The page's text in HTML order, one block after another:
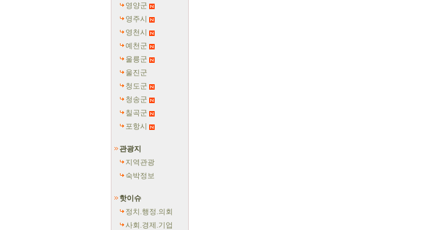
영양군
영주시
영천시
예천군
울릉군
울진군
청도군
청송군
칠곡군
포항시
관광지
지역관광
숙박정보
핫이슈
정치.행정.의회
사회.경제.기업